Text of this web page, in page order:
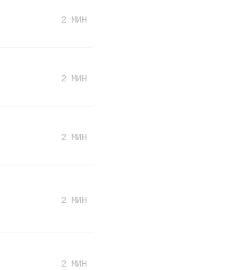
2 МИН
2 МИН
2 МИН
2 МИН
2 МИН